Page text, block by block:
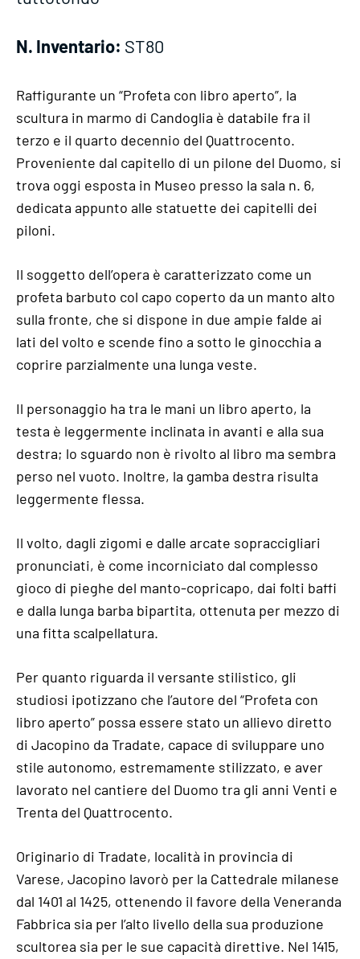
N. Inventario: ST80
Raffigurante un “Profeta con libro aperto”, la
scultura in marmo di Candoglia è databile fra il
terzo e il quarto decennio del Quattrocento.
Proveniente dal capitello di un pilone del Duomo, si
trova oggi esposta in Museo presso la sala n. 6,
dedicata appunto alle statuette dei capitelli dei
piloni.
Il soggetto dell’opera è caratterizzato come un
profeta barbuto col capo coperto da un manto alto
sulla fronte, che si dispone in due ampie falde ai
lati del volto e scende fino a sotto le ginocchia a
coprire parzialmente una lunga veste.
Il personaggio ha tra le mani un libro aperto, la
testa è leggermente inclinata in avanti e alla sua
destra; lo sguardo non è rivolto al libro ma sembra
perso nel vuoto. Inoltre, la gamba destra risulta
leggermente flessa.
Il volto, dagli zigomi e dalle arcate sopraccigliari
pronunciati, è come incorniciato dal complesso
gioco di pieghe del manto-copricapo, dai folti baffi
e dalla lunga barba bipartita, ottenuta per mezzo di
una fitta scalpellatura.
Per quanto riguarda il versante stilistico, gli
studiosi ipotizzano che l’autore del “Profeta con
libro aperto” possa essere stato un allievo diretto
di Jacopino da Tradate, capace di sviluppare uno
stile autonomo, estremamente stilizzato, e aver
lavorato nel cantiere del Duomo tra gli anni Venti e
Trenta del Quattrocento.
Originario di Tradate, località in provincia di
Varese, Jacopino lavorò per la Cattedrale milanese
dal 1401 al 1425, ottenendo il favore della Veneranda
Fabbrica sia per l’alto livello della sua produzione
scultorea sia per le sue capacità direttive. Nel 1415,